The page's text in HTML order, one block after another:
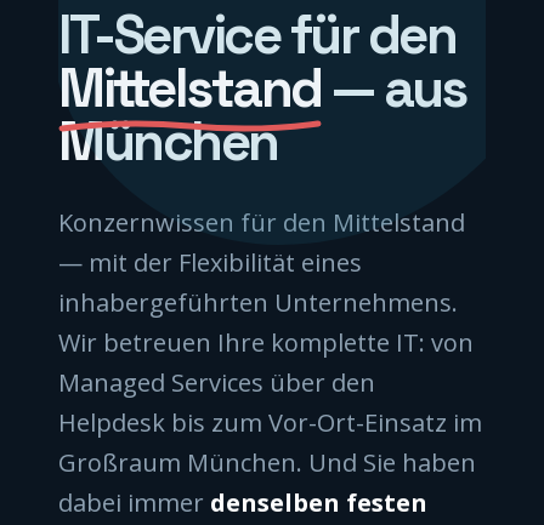
IT-Service für den
Mittelstand— aus
München
Konzernwissen für den Mittelstand
— mit der Flexibilität eines
inhabergeführten Unternehmens.
Wir betreuen Ihre komplette IT: von
Managed Services über den
Helpdesk bis zum Vor-Ort-Einsatz im
Großraum München. Und Sie haben
dabei immer denselben festen